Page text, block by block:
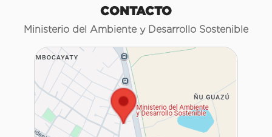
CONTACTO
Ministerio del Ambiente y Desarrollo Sostenible